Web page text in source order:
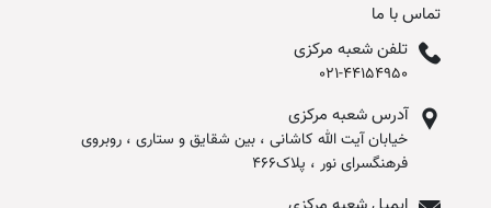
تماس با ما
تلفن شعبه مرکزی
021-44154950
آدرس شعبه مرکزی
خیابان آیت الله کاشانی ، بین شقایق و ستاری ، روبروی
فرهنگسرای نور ، پلاک466